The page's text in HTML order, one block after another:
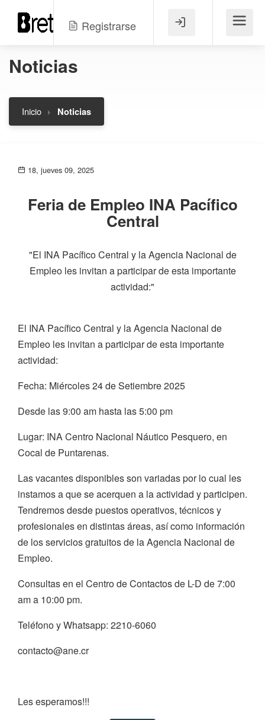
Registrarse Menú
Noticias
Inicio Noticias
18, jueves 09, 2025
Feria de Empleo INA Pacífico
Central
"El INA Pacífico Central y la Agencia Nacional de
Empleo les invitan a participar de esta importante
actividad:"
El INA Pacífico Central y la Agencia Nacional de
Empleo les invitan a participar de esta importante
actividad:
Fecha: Miércoles 24 de Setiembre 2025
Desde las 9:00 am hasta las 5:00 pm
Lugar: INA Centro Nacional Náutico Pesquero, en
Cocal de Puntarenas.
Las vacantes disponibles son variadas por lo cual les
instamos a que se acerquen a la actividad y participen.
Tendremos desde puestos operativos, técnicos y
profesionales en distintas áreas, así como información
de los servicios gratuitos de la Agencia Nacional de
Empleo.
Consultas en el Centro de Contactos de L-D de 7:00
am a 10:00 pm.
Teléfono y Whatsapp: 2210-6060
contacto@ane.cr
Les esperamos!!!